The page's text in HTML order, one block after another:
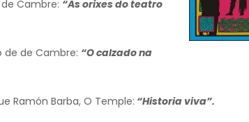
de Cambre: “As orixes do teatro
de de Cambre: “O calzado na
Ramón Barba, O Temple: “Historia viva”.